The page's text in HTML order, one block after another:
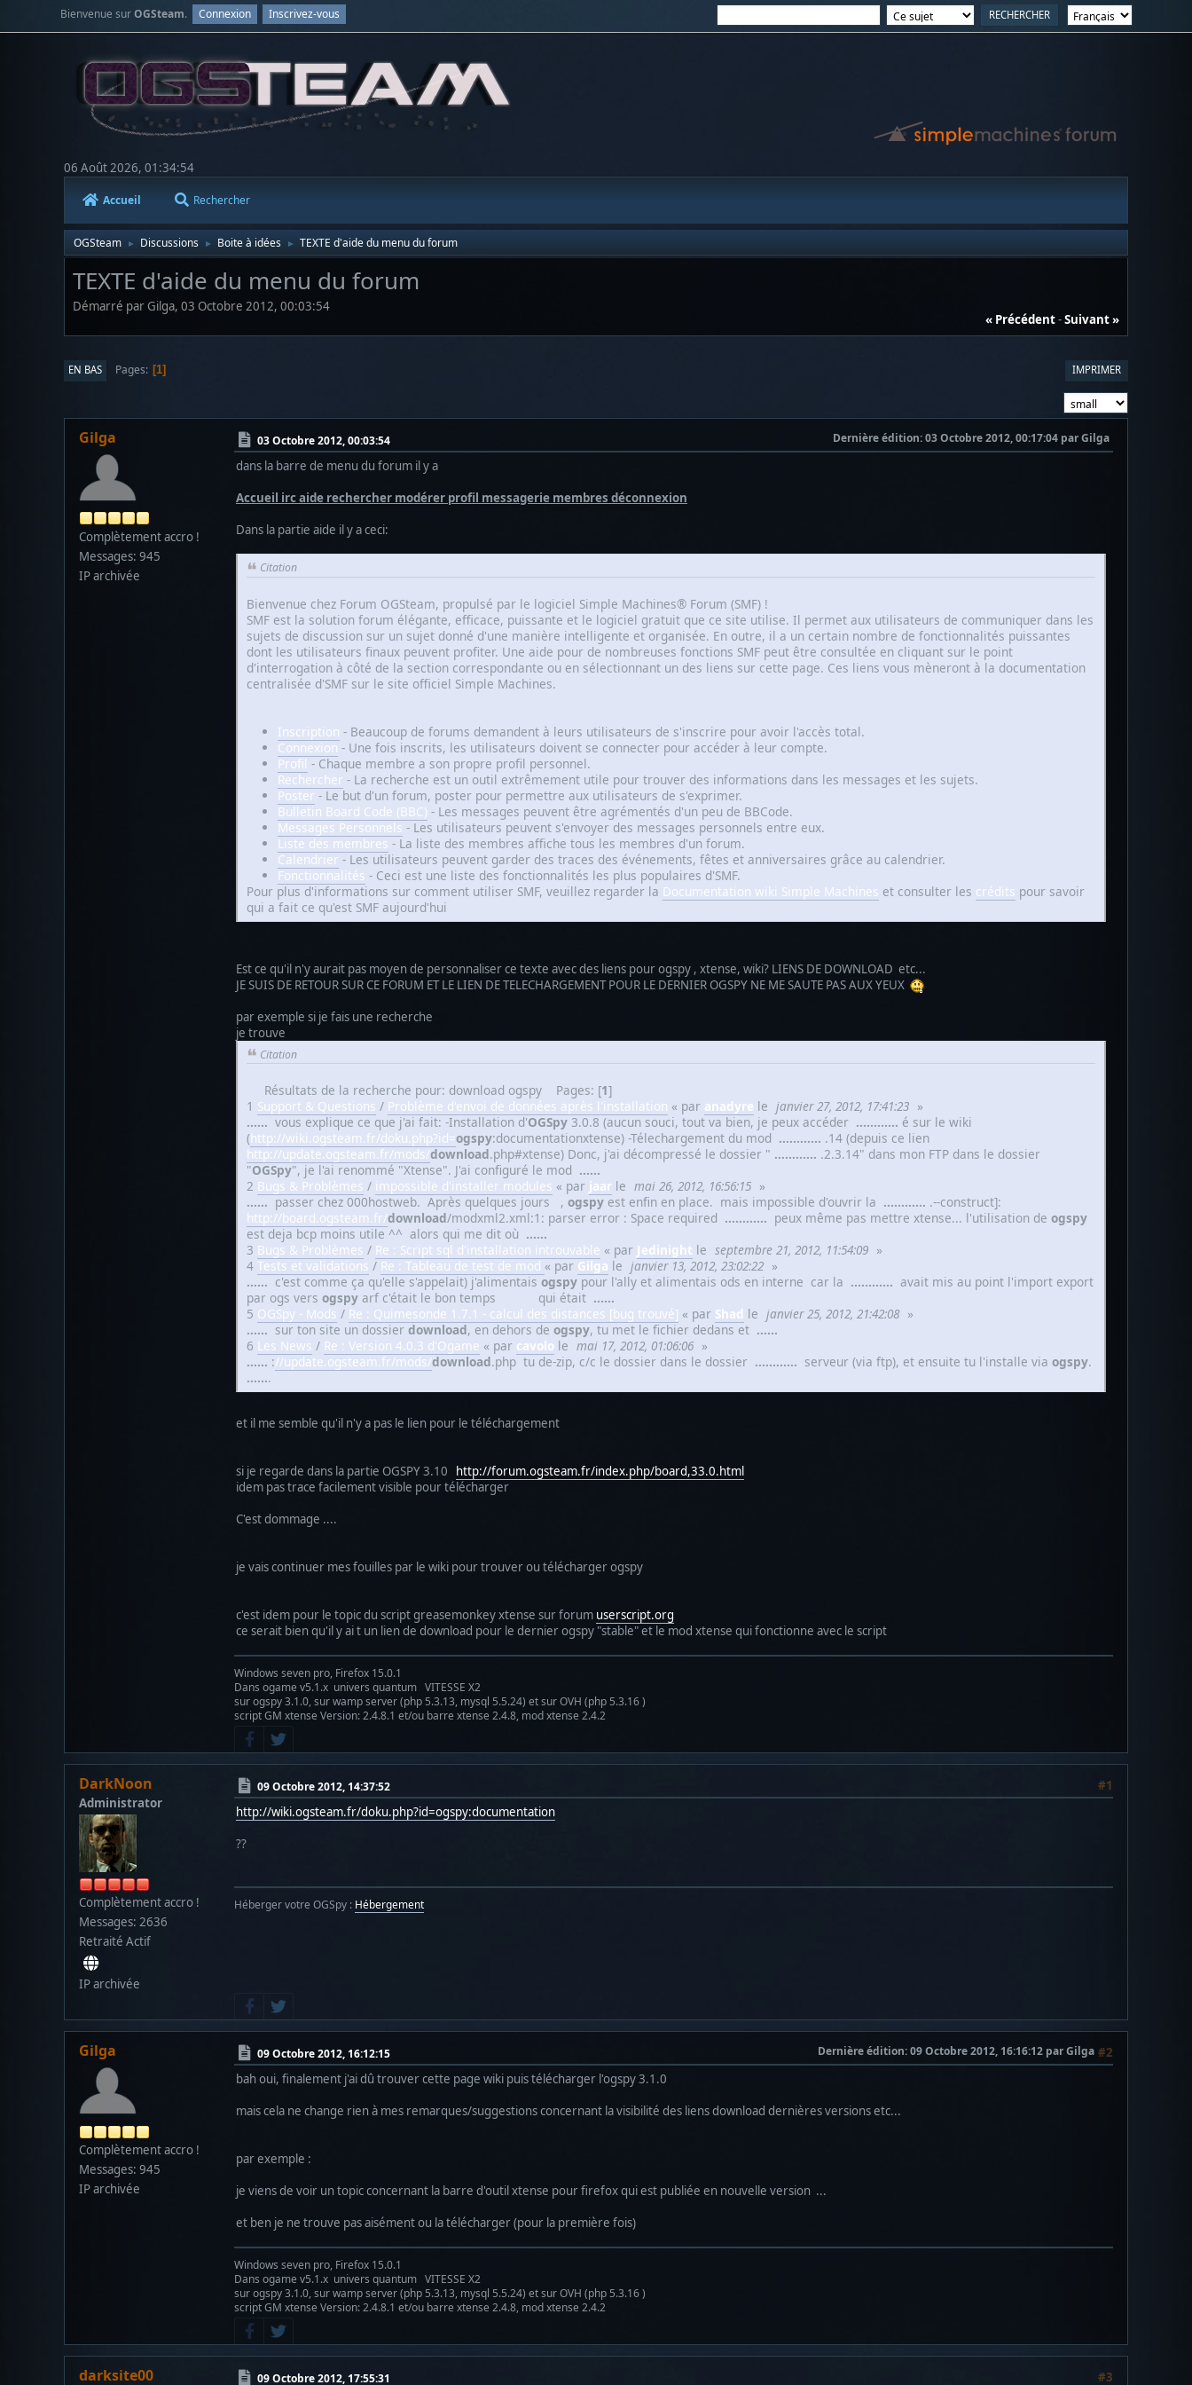
Bienvenue surOGSteam. Connexion Inscrivez-vous
06 Août 2026, 01:34:54
Accueil Rechercher
OGSteam ► Discussions ► Boite à idées ► TEXTE d'aide du menu du forum
TEXTE d'aide du menu du forum
Démarré par Gilga, 03 Octobre 2012, 00:03:54
« Précédent-Suivant »
IMPRIMER
EN BAS Pages 1
Gilga
Complètement accro !
Messages: 945
IP archivée
03 Octobre 2012, 00:03:54 Dernière édition: 03 Octobre 2012, 00:17:04 par Gilga
dans la barre de menu du forum il y a
Accueil irc aide rechercher modérer profil messagerie membres déconnexion
Dans la partie aide il y a ceci:
Citation
Bienvenue chez Forum OGSteam, propulsé par le logiciel Simple Machines® Forum (SMF) !
SMF est la solution forum élégante, efficace, puissante et le logiciel gratuit que ce site utilise. Il permet aux utilisateurs de communiquer dans les
sujets de discussion sur un sujet donné d'une manière intelligente et organisée. En outre, il a un certain nombre de fonctionnalités puissantes
dont les utilisateurs finaux peuvent profiter. Une aide pour de nombreuses fonctions SMF peut être consultée en cliquant sur le point
d'interrogation à côté de la section correspondante ou en sélectionnant un des liens sur cette page. Ces liens vous mèneront à la documentation
centralisée d'SMF sur le site officiel Simple Machines.
Inscription - Beaucoup de forums demandent à leurs utilisateurs de s'inscrire pour avoir l'accès total.
Connexion - Une fois inscrits, les utilisateurs doivent se connecter pour accéder à leur compte.
Profil - Chaque membre a son propre profil personnel.
Rechercher - La recherche est un outil extrêmement utile pour trouver des informations dans les messages et les sujets.
Poster - Le but d'un forum, poster pour permettre aux utilisateurs de s'exprimer.
Bulletin Board Code (BBC) - Les messages peuvent être agrémentés d'un peu de BBCode.
Messages Personnels - Les utilisateurs peuvent s'envoyer des messages personnels entre eux.
Liste des membres - La liste des membres affiche tous les membres d'un forum.
Calendrier - Les utilisateurs peuvent garder des traces des événements, fêtes et anniversaires grâce au calendrier.
Fonctionnalités - Ceci est une liste des fonctionnalités les plus populaires d'SMF.
Pour plus d'informations sur comment utiliser SMF, veuillez regarder la Documentation wiki Simple Machines et consulter les crédits pour savoir
qui a fait ce qu'est SMF aujourd'hui
Est ce qu'il n'y aurait pas moyen de personnaliser ce texte avec des liens pour ogspy , xtense, wiki? LIENS DE DOWNLOAD etc...
JE SUIS DE RETOUR SUR CE FORUM ET LE LIEN DE TELECHARGEMENT POUR LE DERNIER OGSPY NE ME SAUTE PAS AUX YEUX
par exemple si je fais une recherche
je trouve
Citation
Résultats de la recherche pour: download ogspy Pages: [1]
1 Support & Questions / Problème d'envoi de données après l'installation « par anadyre le janvier 27, 2012, 17:41:23 »
...... vous explique ce que j'ai fait: -Installation d'OGSpy 3.0.8 (aucun souci, tout va bien, je peux accéder ............ é sur le wiki
(http://wiki.ogsteam.fr/doku.php?id=ogspy:documentationxtense) -Télechargement du mod ............ .14 (depuis ce lien
http://update.ogsteam.fr/mods/download.php#xtense) Donc, j'ai décompressé le dossier " ............ .2.3.14" dans mon FTP dans le dossier
"OGSpy", je l'ai renommé "Xtense". J'ai configuré le mod ......
2 Bugs & Problèmes / impossible d'installer modules « par jaar le mai 26, 2012, 16:56:15 »
...... passer chez 000hostweb. Après quelques jours , ogspy est enfin en place. mais impossible d'ouvrir la ............ .--construct]:
http://board.ogsteam.fr/download/modxml2.xml:1: parser error : Space required ............ peux même pas mettre xtense... l'utilisation de ogspy
est deja bcp moins utile ^^ alors qui me dit où ......
3 Bugs & Problèmes / Re : Script sql d'installation introuvable « par Jedinight le septembre 21, 2012, 11:54:09 »
4 Tests et validations / Re : Tableau de test de mod « par Gilga le janvier 13, 2012, 23:02:22 »
...... c'est comme ça qu'elle s'appelait) j'alimentais ogspy pour l'ally et alimentais ods en interne car la ............ avait mis au point l'import export
par ogs vers ogspy arf c'était le bon temps qui était ......
5 OGSpy - Mods / Re : Quimesonde 1.7.1 - calcul des distances [bug trouvé] « par Shad le janvier 25, 2012, 21:42:08 »
...... sur ton site un dossier download, en dehors de ogspy, tu met le fichier dedans et ......
6 Les News / Re : Version 4.0.3 d'Ogame « par cavolo le mai 17, 2012, 01:06:06 »
...... ://update.ogsteam.fr/mods/download.php tu de-zip, c/c le dossier dans le dossier ............ serveur (via ftp), et ensuite tu l'installe via ogspy.
.......
et il me semble qu'il n'y a pas le lien pour le téléchargement
si je regarde dans la partie OGSPY 3.10
http://forum.ogsteam.fr/index.php/board,33.0.html
idem pas trace facilement visible pour télécharger
C'est dommage ....
je vais continuer mes fouilles par le wiki pour trouver ou télécharger ogspy
c'est idem pour le topic du script greasemonkey xtense sur forum userscript.org
ce serait bien qu'il y ai t un lien de download pour le dernier ogspy "stable" et le mod xtense qui fonctionne avec le script
Windows seven pro, Firefox 15.0.1
Dans ogame v5.1.x univers quantum VITESSE X2
sur ogspy 3.1.0, sur wamp server (php 5.3.13, mysql 5.5.24) et sur OVH (php 5.3.16 )
script GM xtense Version: 2.4.8.1 et/ou barre xtense 2.4.8, mod xtense 2.4.2
DarkNoon
Administrator
Complètement accro !
Messages: 2636
Retraité Actif
IP archivée
09 Octobre 2012, 14:37:52
#1
http://wiki.ogsteam.fr/doku.php?id=ogspy:documentation
??
Héberger votre OGSpy : Hébergement
Gilga
Complètement accro !
Messages: 945
IP archivée
09 Octobre 2012, 16:12:15 #2
Dernière édition: 09 Octobre 2012, 16:16:12 par Gilga
bah oui, finalement j'ai dû trouver cette page wiki puis télécharger l'ogspy 3.1.0
mais cela ne change rien à mes remarques/suggestions concernant la visibilité des liens download dernières versions etc...
par exemple :
je viens de voir un topic concernant la barre d'outil xtense pour firefox qui est publiée en nouvelle version ...
et ben je ne trouve pas aisément ou la télécharger (pour la première fois)
Windows seven pro, Firefox 15.0.1
Dans ogame v5.1.x univers quantum VITESSE X2
sur ogspy 3.1.0, sur wamp server (php 5.3.13, mysql 5.5.24) et sur OVH (php 5.3.16 )
script GM xtense Version: 2.4.8.1 et/ou barre xtense 2.4.8, mod xtense 2.4.2
darksite00 09 Octobre 2012, 17:55:31 #3